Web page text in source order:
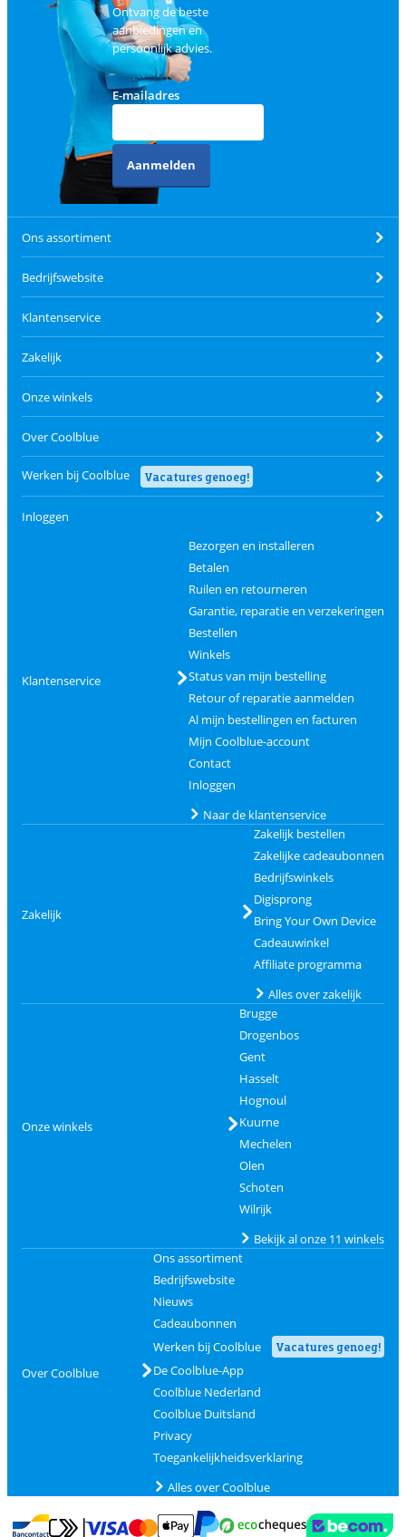
Ontvang de beste
aanbiedingen en
persoonlijk advies.
E-mailadres
Aanmelden
Ons assortiment
Bedrijfswebsite
Klantenservice
Zakelijk
Onze winkels
Over Coolblue
Werken bij Coolblue Vacatures genoeg!
Inloggen
Klantenservice
Bezorgen en installeren
Betalen
Ruilen en retourneren
Garantie, reparatie en verzekeringen
Bestellen
Winkels
Status van mijn bestelling
Retour of reparatie aanmelden
Al mijn bestellingen en facturen
Mijn Coolblue-account
Contact
Inloggen
Naar de klantenservice
Zakelijk
Zakelijk bestellen
Zakelijke cadeaubonnen
Bedrijfswinkels
Digisprong
Bring Your Own Device
Cadeauwinkel
Affiliate programma
Alles over zakelijk
Onze winkels
Brugge
Drogenbos
Gent
Hasselt
Hognoul
Kuurne
Mechelen
Olen
Schoten
Wilrijk
Bekijk al onze 11 winkels
Over Coolblue
Ons assortiment
Bedrijfswebsite
Nieuws
Cadeaubonnen
Werken bij Coolblue
Vacatures genoeg!
De Coolblue-App
Coolblue Nederland
Coolblue Duitsland
Privacy
Toegankelijkheidsverklaring
Alles over Coolblue